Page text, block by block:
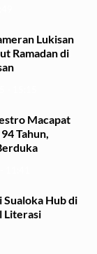
Lukisan
Ramadan di
Macapat
Tahun,
Hub di
Literasi